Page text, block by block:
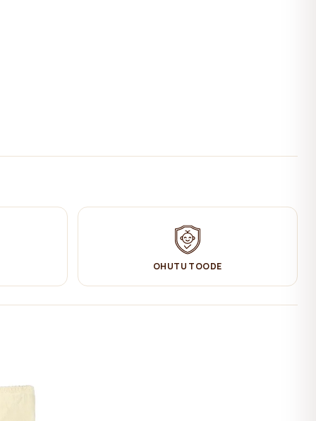
OHUTU TOODE